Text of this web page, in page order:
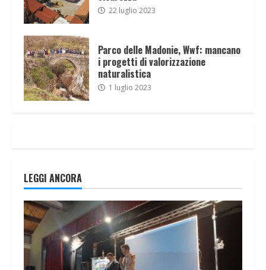
22 luglio 2023
Parco delle Madonie, Wwf: mancano
i progetti di valorizzazione
naturalistica
1 luglio 2023
LEGGI ANCORA